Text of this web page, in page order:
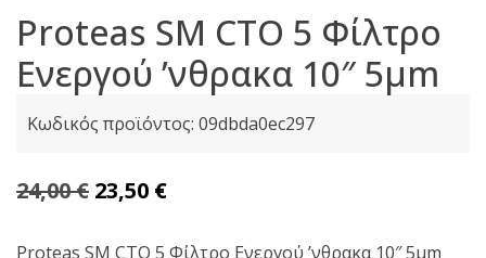
Proteas SM CTO 5 Φίλτρο
Ενεργού ʼνθρακα 10″ 5μm
Κωδικός προϊόντος: 09dbda0ec297
24,00€ Original
23,50 €Η
Proteas SM CTO 5 Φίλτρο Ενεργού ʼνθρακα 10″ 5μm